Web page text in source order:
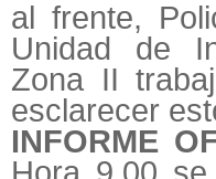
al frente,
Unidad de
Zona II
esclarecer
INFORME
Hora 9.00